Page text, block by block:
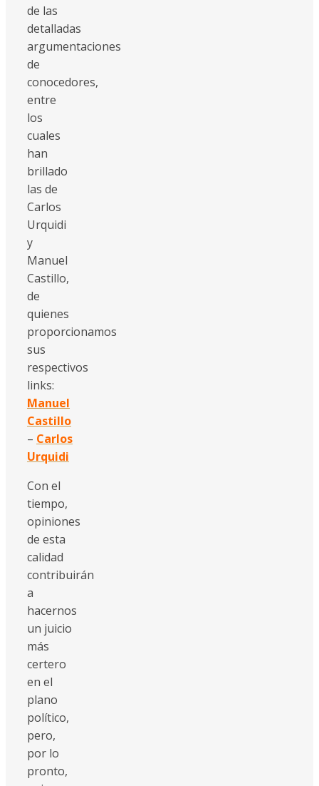
de las
detalladas
argumentaciones
de
conocedores,
entre
los
cuales
han
brillado
las de
Carlos
Urquidi
y
Manuel
Castillo,
de
quienes
proporcionamos
sus
respectivos
links:
Manuel
Castillo
– Carlos
Urquidi
Con el
tiempo,
opiniones
de esta
calidad
contribuirán
a
hacernos
un juicio
más
certero
en el
plano
político,
pero,
por lo
pronto,